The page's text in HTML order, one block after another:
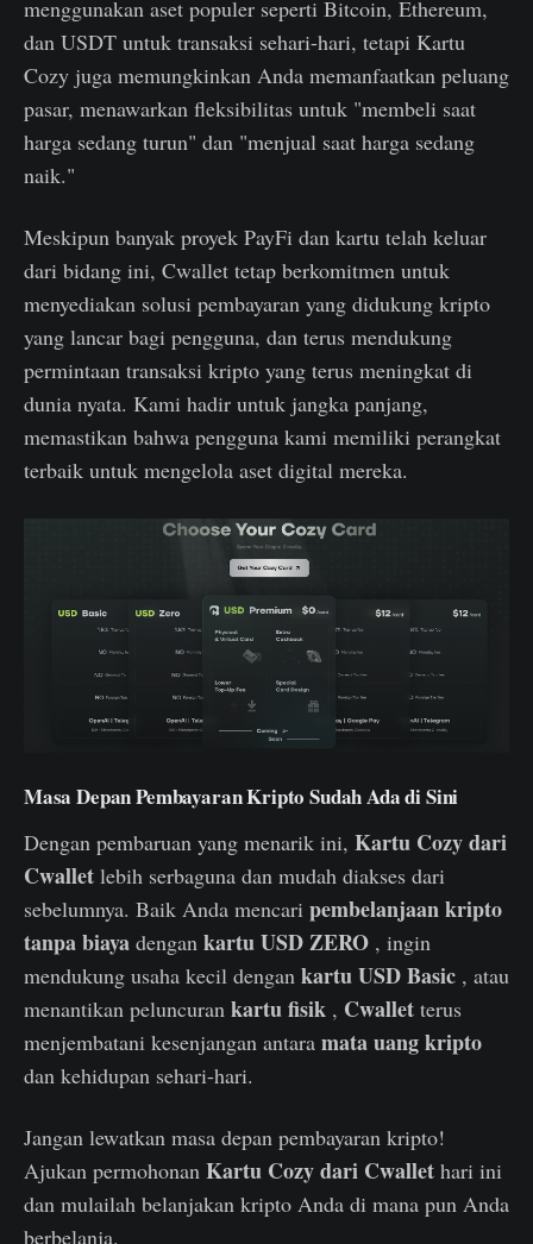
menggunakan aset populer seperti Bitcoin, Ethereum,
dan USDT untuk transaksi sehari-hari, tetapi Kartu
Cozy juga memungkinkan Anda memanfaatkan peluang
pasar, menawarkan fleksibilitas untuk "membeli saat
harga sedang turun" dan "menjual saat harga sedang
naik."
Meskipun banyak proyek PayFi dan kartu telah keluar
dari bidang ini, Cwallet tetap berkomitmen untuk
menyediakan solusi pembayaran yang didukung kripto
yang lancar bagi pengguna, dan terus mendukung
permintaan transaksi kripto yang terus meningkat di
dunia nyata. Kami hadir untuk jangka panjang,
memastikan bahwa pengguna kami memiliki perangkat
terbaik untuk mengelola aset digital mereka.
Masa Depan Pembayaran Kripto Sudah Ada di Sini
Dengan pembaruan yang menarik ini, Kartu Cozy dari
Cwallet lebih serbaguna dan mudah diakses dari
sebelumnya. Baik Anda mencari pembelanjaan kripto
tanpa biaya dengan kartu USD ZERO , ingin
mendukung usaha kecil dengan kartu USD Basic , atau
menantikan peluncuran kartu fisik , Cwallet terus
menjembatani kesenjangan antara mata uang kripto
dan kehidupan sehari-hari.
Jangan lewatkan masa depan pembayaran kripto!
Ajukan permohonan Kartu Cozy dari Cwallet hari ini
dan mulailah belanjakan kripto Anda di mana pun Anda
berbelanja.